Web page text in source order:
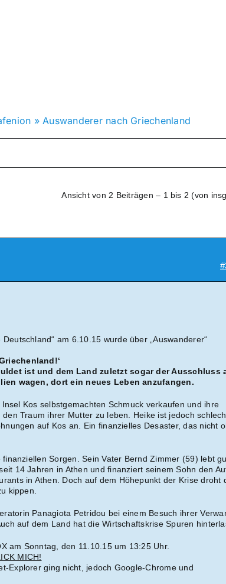
»Auswanderer nach Griechenland
Ansicht von 2 Beiträgen – 1 bis 2 (von
am 6.10.15 wurde über „Auswanderer“
ist und dem Land zuletzt sogar der Ausschluss
wagen, dort ein neues Leben anzufangen.
Kos selbstgemachten Schmuck verkaufen und ihre
Traum ihrer Mutter zu leben. Heike ist jedoch
auf Kos an. Ein finanzielles Desaster, das nicht
Sorgen. Sein Vater Bernd Zimmer (59) lebt
14 Jahren in Athen und finanziert seinem Sohn den
in Athen. Doch auf dem Höhepunkt der Krise droht
kippen.
Panagiota Petridou bei einem Besuch ihrer
auf dem Land hat die Wirtschaftskrise Spuren
am Sonntag, den 11.10.15 um 13:25 Uhr.
MICH!
Explorer ging nicht, jedoch Google-Chrome und